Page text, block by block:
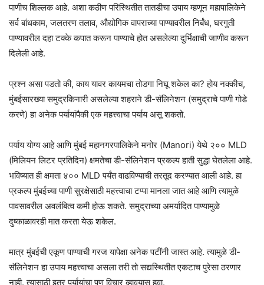
पाणीच शिल्लक आहे. अशा कठीण परिस्थितीत तातडीचा उपाय म्हणून महापालिकेने
सर्व बांधकाम, जलतरण तलाव, औद्योगिक वापराच्या पाण्यावरील निर्बंध, घरगुती
पाण्यावरील दहा टक्के कपात करून पाण्याचे होत असलेल्या दुर्भिक्षाची जाणीव करून
दिलेली आहे.
प्रश्न असा पडतो की, काय यावर कायमचा तोडगा निघू शकेल का? होय नक्कीच,
मुंबईसारख्या समुद्रकिनारी असलेल्या शहराने डी-सॅलिनेशन (समुद्राचे पाणी गोडे
करणे) हा अनेक पर्यायांपैकी एक महत्त्वाचा पर्याय असू शकतो.
पर्याय योग्य आहे आणि मुंबई महानगरपालिकेने मनोर (Manori) येथे २०० MLD
(मिलियन लिटर प्रतिदिन) क्षमतेचा डी-सॅलिनेशन प्रकल्प हाती सुद्धा घेतलेला आहे.
भविष्यात ही क्षमता ४०० MLD पर्यंत वाढविण्याची तरतूद करण्यात आली आहे. हा
प्रकल्प मुंबईच्या पाणी सुरक्षेसाठी महत्त्वाचा टप्पा मानला जात आहे आणि त्यामुळे
पावसावरील अवलंबित्व कमी होऊ शकते. समुद्राच्या अमर्यादित पाण्यामुळे
दुष्काळावरही मात करता येऊ शकेल.
मात्र मुंबईची एकूण पाण्याची गरज यापेक्षा अनेक पटींनी जास्त आहे. त्यामुळे डी-
सॅलिनेशन हा उपाय महत्त्वाचा असला तरी तो सद्यस्थितीत एकटाच पुरेसा ठरणार
नाही. त्यासाठी इतर पर्यायांचा पण विचार व्हावयास हवा.